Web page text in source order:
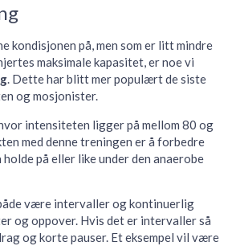
kondisjonen på, men som er litt mindre
maksimale kapasitet, er noe vi
. Dette har blitt mer populært de siste
og mosjonister.
intensiteten ligger på mellom 80 og
med denne treningen er å forbedre
på eller like under den anaerobe
være intervaller og kontinuerlig
og oppover. Hvis det er intervaller så
og korte pauser. Et eksempel vil være